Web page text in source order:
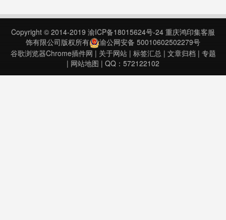
箱，发送邮件。插件还自带邮箱验证
具。邮箱地址查找工具 v2.1.2.0上
次……
Copyright © 2014-2019 渝ICP备18015624号-24 重庆鸿印集客服
饰有限公司版权所有
渝公网安备 50010602502279号
谷歌浏览器Chrome插件网 | 关于网站| 标签汇总| 文章归档 | 专题
| 网站地图 | QQ：572122102